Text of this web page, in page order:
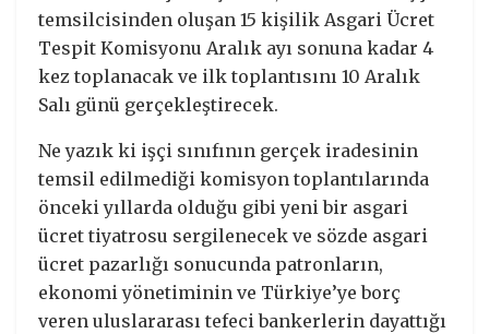
temsilcisinden oluşan 15 kişilik Asgari Ücret
Tespit Komisyonu Aralık ayı sonuna kadar 4
kez toplanacak ve ilk toplantısını 10 Aralık
Salı günü gerçekleştirecek.
Ne yazık ki işçi sınıfının gerçek iradesinin
temsil edilmediği komisyon toplantılarında
önceki yıllarda olduğu gibi yeni bir asgari
ücret tiyatrosu sergilenecek ve sözde asgari
ücret pazarlığı sonucunda patronların,
ekonomi yönetiminin ve Türkiye’ye borç
veren uluslararası tefeci bankerlerin dayattığı